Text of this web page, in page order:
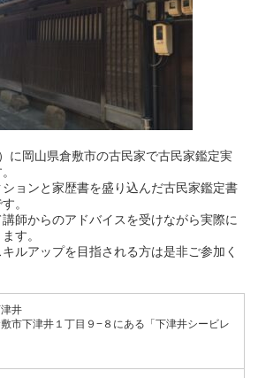
に岡山県倉敷市の古民家で古民家鑑定実
ョンと家歴書を盛り込んだ古民家鑑定書
。
師からのアドバイスを受けながら実際に
す。
ルアップを目指される方は是非ご参加く
井
市下津井１丁目９−８にある「下津井シービレ